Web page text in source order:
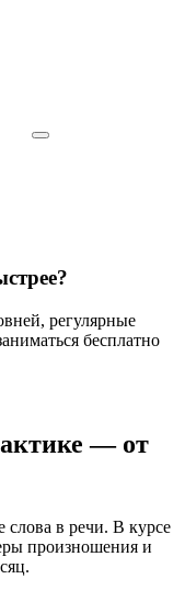
регулярные
бесплатно
— от
слова в речи. В курсе
произношения и